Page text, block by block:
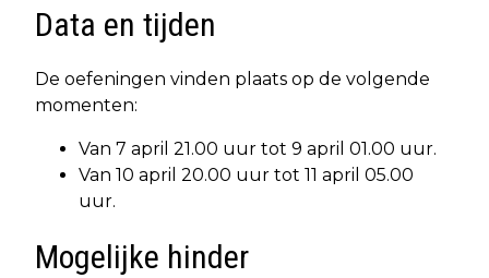
Data en tijden
De oefeningen vinden plaats op de volgende
momenten:
Van 7 april 21.00 uur tot 9 april 01.00 uur.
Van 10 april 20.00 uur tot 11 april 05.00
uur.
Mogelijke hinder